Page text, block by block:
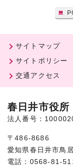
サイトマップ
サイトポリシー
交通アクセス
春日井市役所
法人番号：
〒486-8686
愛知県春日井市鳥
電話：0568-81-